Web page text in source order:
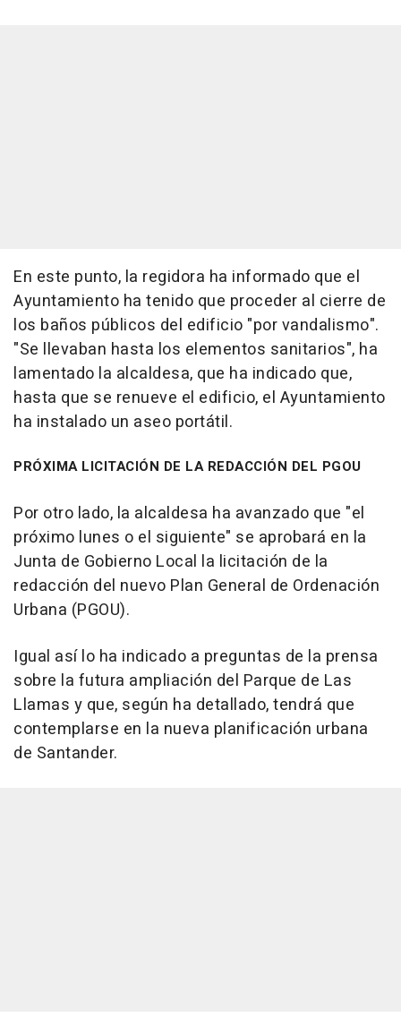
En este punto, la regidora ha informado que el
Ayuntamiento ha tenido que proceder al cierre de
los baños públicos del edificio "por vandalismo".
"Se llevaban hasta los elementos sanitarios", ha
lamentado la alcaldesa, que ha indicado que,
hasta que se renueve el edificio, el Ayuntamiento
ha instalado un aseo portátil.
PRÓXIMA LICITACIÓN DE LA REDACCIÓN DEL PGOU
Por otro lado, la alcaldesa ha avanzado que "el
próximo lunes o el siguiente" se aprobará en la
Junta de Gobierno Local la licitación de la
redacción del nuevo Plan General de Ordenación
Urbana (PGOU).
Igual así lo ha indicado a preguntas de la prensa
sobre la futura ampliación del Parque de Las
Llamas y que, según ha detallado, tendrá que
contemplarse en la nueva planificación urbana
de Santander.